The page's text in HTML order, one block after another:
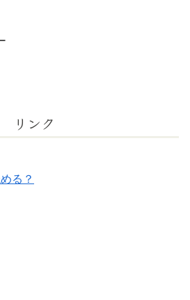
リンク
る？